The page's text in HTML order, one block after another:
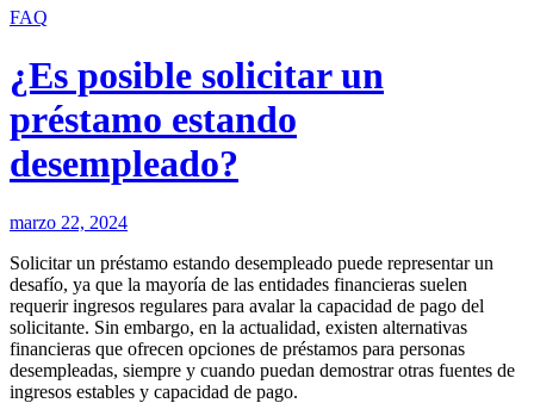
FAQ
¿Es posible solicitar un
préstamo estando
desempleado?
marzo 22, 2024
Solicitar un préstamo estando desempleado puede representar un
desafío, ya que la mayoría de las entidades financieras suelen
requerir ingresos regulares para avalar la capacidad de pago del
solicitante. Sin embargo, en la actualidad, existen alternativas
financieras que ofrecen opciones de préstamos para personas
desempleadas, siempre y cuando puedan demostrar otras fuentes de
ingresos estables y capacidad de pago.